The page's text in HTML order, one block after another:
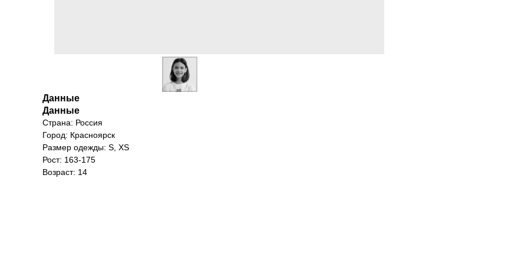
Данные
Данные
Страна: Россия
Город: Красноярск
Размер одежды: S, XS
Рост: 163-175
Возраст: 14